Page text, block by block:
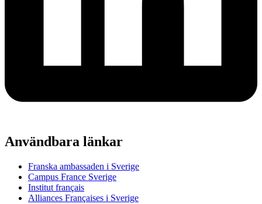
Användbara länkar
Franska ambassaden i Sverige
Campus France Sverige
Institut français
Alliances Françaises i Sverige